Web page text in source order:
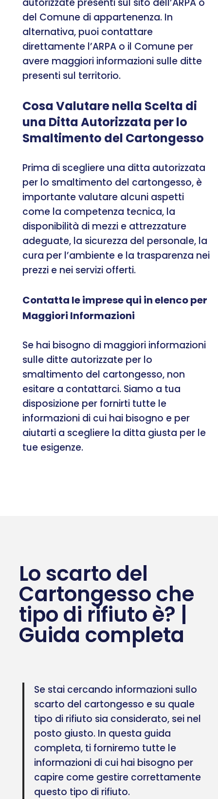
del Comune di appartenenza. In
alternativa, puoi contattare
direttamente l’ARPA o il Comune per
avere maggiori informazioni sulle ditte
presenti sul territorio.
Cosa Valutare nella Scelta di
una Ditta Autorizzata per lo
Smaltimento del Cartongesso
Prima di scegliere una ditta autorizzata
per lo smaltimento del cartongesso, è
importante valutare alcuni aspetti
come la competenza tecnica, la
disponibilità di mezzi e attrezzature
adeguate, la sicurezza del personale, la
cura per l’ambiente e la trasparenza nei
prezzi e nei servizi offerti.
Contatta le imprese qui in elenco per
Maggiori Informazioni
Se hai bisogno di maggiori informazioni
sulle ditte autorizzate per lo
smaltimento del cartongesso, non
esitare a contattarci. Siamo a tua
disposizione per fornirti tutte le
informazioni di cui hai bisogno e per
aiutarti a scegliere la ditta giusta per le
tue esigenze.
Lo scarto del
Cartongesso che
tipo di rifiuto è? |
Guida completa
Se stai cercando informazioni sullo
scarto del cartongesso e su quale
tipo di rifiuto sia considerato, sei nel
posto giusto. In questa guida
completa, ti forniremo tutte le
informazioni di cui hai bisogno per
capire come gestire correttamente
questo tipo di rifiuto.